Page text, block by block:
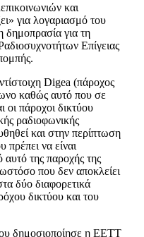
και
για λογαριασμό του
για τη
Επίγειας
Digea (πάροχος
καθώς αυτό που σε
οι πάροχοι δικτύου
ραδιοφωνικής
και στην περίπτωση
πρέπει να είναι
της παροχής της
που δεν αποκλείει
δύο διαφορετικά
δικτύου και του
δημοσιοποίησε η ΕΕΤΤ